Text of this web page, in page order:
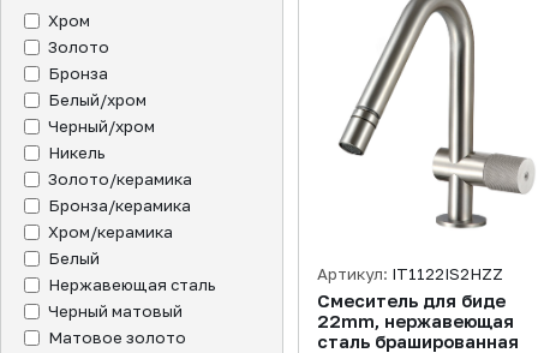
Хром
Золото
Бронза
Белый/хром
Черный/хром
Никель
Золото/керамика
Бронза/керамика
Хром/керамика
Белый
Нержавеющая сталь
Черный матовый
Матовое золото
Артикул: IT1122IS2HZZ
Смеситель для биде
22mm, нержавеющая
сталь брашированная